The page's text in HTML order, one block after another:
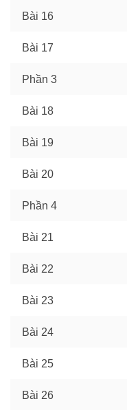
Bài 16
Bài 17
Phần 3
Bài 18
Bài 19
Bài 20
Phần 4
Bài 21
Bài 22
Bài 23
Bài 24
Bài 25
Bài 26